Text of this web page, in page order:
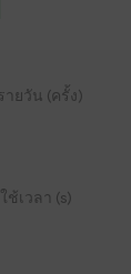
ยวัน (ครั้ง)
ช้เวลา (s)